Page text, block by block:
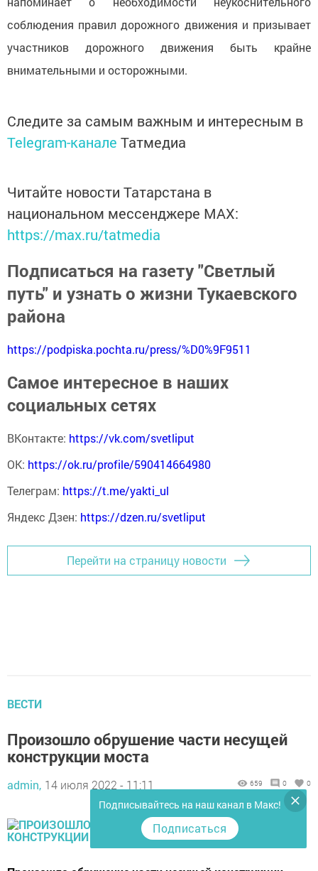
соблюдения правил дорожного движения и призывает
участников дорожного движения быть крайне
внимательными и осторожными.
Следите за самым важным и интересным в
Telegram-канале Татмедиа
Читайте новости Татарстана в
национальном мессенджере MАХ:
https://max.ru/tatmedia
Подписаться на газету "Светлый
путь" и узнать о жизни Тукаевского
района
https://podpiska.pochta.ru/press/%D0%9F9511
Самое интересное в наших
социальных сетях
ВКонтакте: https://vk.com/svetliput
ОК: https://ok.ru/profile/590414664980
Телеграм: https://t.me/yakti_ul
Яндекс Дзен: https://dzen.ru/svetliput
Перейти на страницу новости
ВЕСТИ
Произошло обрушение части несущей
конструкции моста
admin, 14 июля 2022 - 11:11 659 0 0
Подписывайтесь на наш канал в Макс!
Подписаться